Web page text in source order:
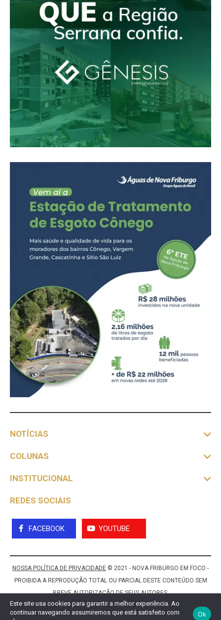
NOTÍCIAS
COLUNAS
INSTITUCIONAL
REDES SOCIAIS
FACEBOOK YOUTUBE
NOSSA POLÍTICA DE PRIVACIDADE © 2021 - NOVA FRIBURGO EM FOCO -
PROIBIDA A REPRODUÇÃO TOTAL OU PARCIAL DESTE CONTEÚDO SEM
BREVE AUTORIZAÇÃO DE SEUS AUTORES.
Este site usa cookies para garantir a melhor experiência. Ao
continuar navegando assumiremos que está satisfeito com
Ok